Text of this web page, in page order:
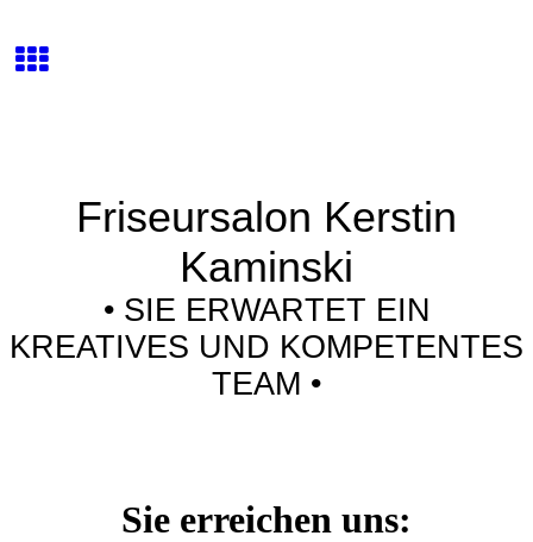
Friseursalon Kerstin
Kaminski
• SIE ERWARTET EIN
KREATIVES UND KOMPETENTES
TEAM •
Sie erreichen uns: